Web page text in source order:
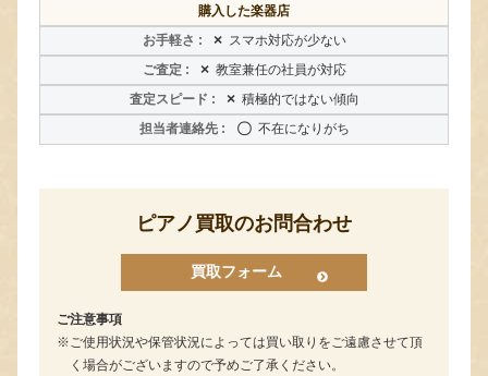
購入した楽器店
× スマホ対応が少ない
× 教室兼任の社員が対応
× 積極的ではない傾向
〇 不在になりがち
ピアノ買取のお問合わせ
買取フォーム
ご注意事項
ご使用状況や保管状況によっては買い取りをご遠慮させて頂
く場合がございますので予めご了承ください。